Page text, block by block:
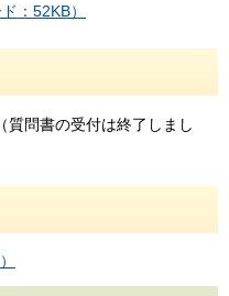
：52KB）
質問書の受付は終了しまし